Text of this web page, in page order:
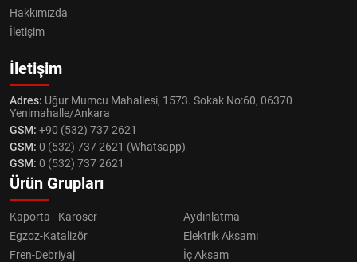
Hakkımızda
İletişim
İletişim
Adres: Uğur Mumcu Mahallesi, 1573. Sokak No:60, 06370
Yenimahalle/Ankara
GSM: +90 (532) 737 2621
GSM: 0 (532) 737 2621 (Whatsapp)
GSM: 0 (532) 737 2621
Ürün Grupları
Kaporta - Karoser
Aydınlatma
Egzoz-Katalizör
Elektrik Aksamı
Fren-Debriyaj
İç Aksam